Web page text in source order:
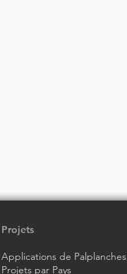
Projets
Applications de Palplanches
Projets par Pays